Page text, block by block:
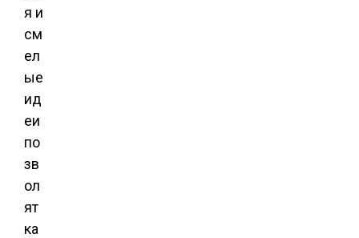
я и
см
ел
ые
ид
еи
по
зв
ол
ят
ка